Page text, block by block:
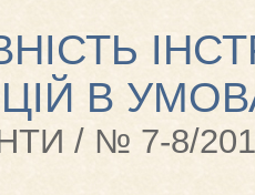
В
/ № 7-8/